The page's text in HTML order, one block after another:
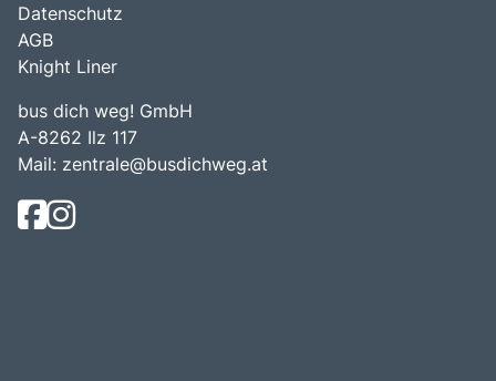
Datenschutz
AGB
Knight Liner
bus dich weg! GmbH
A-8262 Ilz 117
Mail: zentrale@busdichweg.at